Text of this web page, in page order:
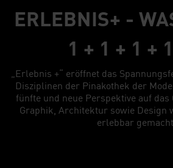
ERLEBNIS+ -
1 + 1 + 1 +
„Erlebnis +“ eröffnet das
Disziplinen der Pinakothek der
fünfte und neue Perspektive auf das
Graphik, Architektur sowie Design
erlebbar